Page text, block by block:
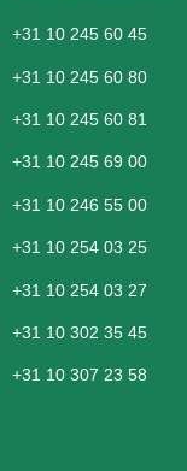
+31 10 245 60 45
+31 10 245 60 80
+31 10 245 60 81
+31 10 245 69 00
+31 10 246 55 00
+31 10 254 03 25
+31 10 254 03 27
+31 10 302 35 45
+31 10 307 23 58